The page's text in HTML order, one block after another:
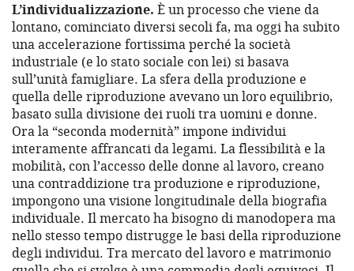
L’individualizzazione. È un processo che viene da
lontano, cominciato diversi secoli fa, ma oggi ha subito
una accelerazione fortissima perché la società
industriale (e lo stato sociale con lei) si basava
sull’unità famigliare. La sfera della produzione e
quella delle riproduzione avevano un loro equilibrio,
basato sulla divisione dei ruoli tra uomini e donne.
Ora la “seconda modernità” impone individui
interamente affrancati da legami. La flessibilità e la
mobilità, con l’accesso delle donne al lavoro, creano
una contraddizione tra produzione e riproduzione,
impongono una visione longitudinale della biografia
individuale. Il mercato ha bisogno di manodopera ma
nello stesso tempo distrugge le basi della riproduzione
degli individui. Tra mercato del lavoro e matrimonio